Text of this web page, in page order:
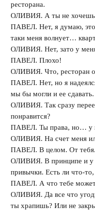
ресторана.
ОЛИВИЯ. А ты не хочешь
ПАВЕЛ. Нет, я думаю, это
таки меня волнует…
ОЛИВИЯ. Нет, зато у
ПАВЕЛ. Плохо!
ОЛИВИЯ. Что, ресторан
ПАВЕЛ. Нет, но я
мы бы могли и ее
ОЛИВИЯ. Так сразу
понравится?
ПАВЕЛ. Ты права, но… у
ОЛИВИЯ. На счет меня
ПАВЕЛ. В целом. От тебя.
ОЛИВИЯ. В принципе и у
привычки. Есть ли что-
ПАВЕЛ. А что тебе может
ОЛИВИЯ. Да все что
ты храпишь? Или не